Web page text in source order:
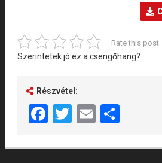
Rate this post
Szerintetek jó ez a csengőhang?
Részvétel:
Facebook
Twitter
EmailShare